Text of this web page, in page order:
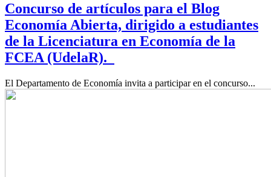
Concurso de artículos para el Blog
Economía Abierta, dirigido a estudiantes
de la Licenciatura en Economía de la
FCEA (UdelaR).
El Departamento de Economía invita a participar en el concurso...